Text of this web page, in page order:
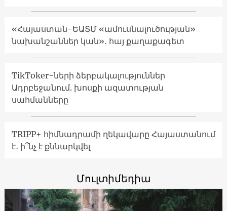
«Հայաստան-ԵԱՏՄ «ամուսնալուծության»
նախանշաններ կան»․ հայ քաղաքագետ
TikToker-ների ձերբակալություններ
Ադրբեջանում. խոսքի ազատության
սահմանները
TRIPP+ հիմնադրամի ղեկավարը Հայաստանում
է․ ի՞նչ է քննարկվել
Մուլտիմեդիա